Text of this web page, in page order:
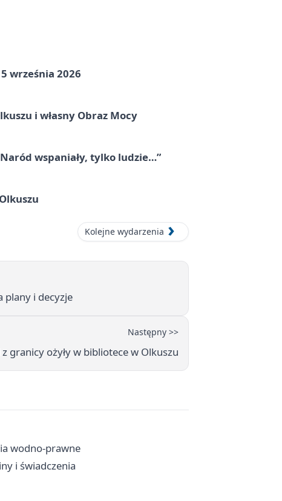
września 2026
i własny Obraz Mocy
wspaniały, tylko ludzie…”
Kolejne wydarzenia
plany i decyzje
Następny >>
granicy ożyły w bibliotece w Olkuszu
wodno-prawne
i świadczenia